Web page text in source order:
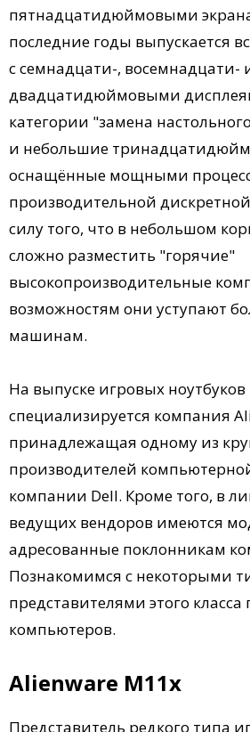
пятнадцатидюймовыми
последние годы выпускается
с семнадцати-, восемнадцати-
двадцатидюймовыми
категории "замена
и небольшие
оснащённые мощными
производительной
силу того, что в небольшом
сложно разместить "горячие"
высокопроизводительные
возможностям они уступают
машинам.
На выпуске игровых ноутбуков
специализируется компания
принадлежащая одному из
производителей
компании Dell. Кроме того, в
ведущих вендоров имеются
адресованные поклонникам
Познакомимся с некоторыми
представителями этого
компьютеров.
Alienware M11x
Представитель редкого типа